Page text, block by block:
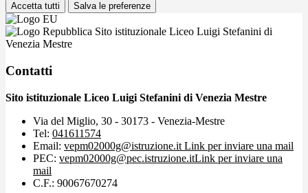
Accetta tutti Salva le preferenze
Sito istituzionale Liceo Luigi Stefanini di
Venezia Mestre
Contatti
Sito istituzionale Liceo Luigi Stefanini di Venezia Mestre
Via del Miglio, 30 - 30173 - Venezia-Mestre
Tel: 041611574
Email: vepm02000g@istruzione.it Link per inviare una mail
PEC: vepm02000g@pec.istruzione.itLink per inviare una
mail
C.F.: 90067670274